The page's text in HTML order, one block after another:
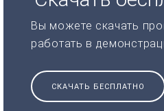
Вы можете скачать
работать в
СКАЧАТЬ БЕСПЛАТНО